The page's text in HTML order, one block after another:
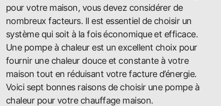
pour votre maison, vous devez considérer de
nombreux facteurs. Il est essentiel de choisir un
système qui soit à la fois économique et efficace.
Une pompe à chaleur est un excellent choix pour
fournir une chaleur douce et constante à votre
maison tout en réduisant votre facture d’énergie.
Voici sept bonnes raisons de choisir une pompe à
chaleur pour votre chauffage maison.